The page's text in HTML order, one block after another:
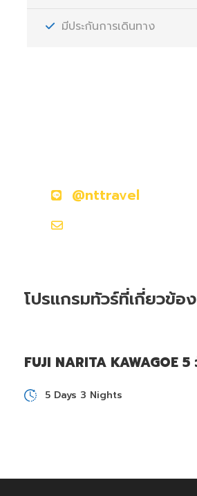
มีประกันการเดินทาง
@nttravel
โปรแกรมทัวร์ที่เกี่ยวข้อง
FUJI NARITA KAWAGOE
5 Days 3 Nights